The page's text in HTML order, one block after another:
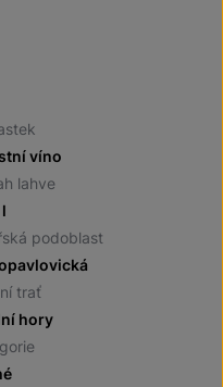
víno
lahve
podoblast
trať
hory